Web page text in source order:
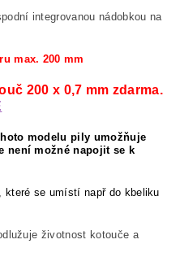
integrovanou nádobkou na
max. 200 mm
200 x 0,7 mm zdarma.
modelu pily umožňuje
není možné napojit se k
které se umístí např do kbeliku
životnost kotouče a